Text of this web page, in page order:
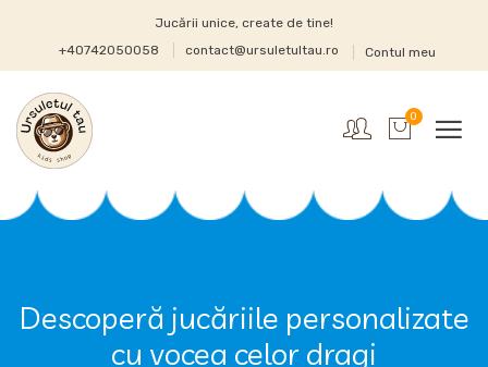
Jucării unice, create de tine!
+40742050058
contact@ursuletultau.ro Contul meu
0
Descoperă jucăriile personalizate
cu vocea celor dragi